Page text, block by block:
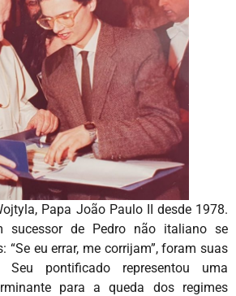
Papa João Paulo II desde 1978.
sucessor de Pedro não italiano se
“Se eu errar, me corrijam”, foram suas
Seu pontificado representou uma
para a queda dos regimes